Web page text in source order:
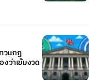
วนกฎ
ว่าเข้มงวด